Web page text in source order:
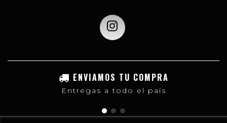
ENVIAMOS TU COMPRA
Entregas a todo el país